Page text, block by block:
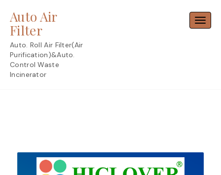
content
Auto Air
Filter
Auto. Roll Air Filter(Air
Purification)&Auto.
Control Waste
Incinerator